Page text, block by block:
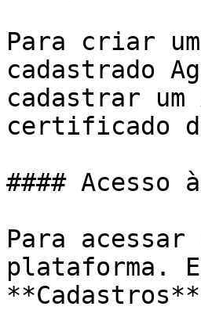
Para criar
cadastrado
cadastrar um
certificado
#### Acesso
Para
plataforma.